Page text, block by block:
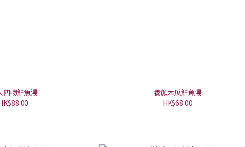
四物鮮魚湯
養顏木瓜鮮魚湯
HK$68.00